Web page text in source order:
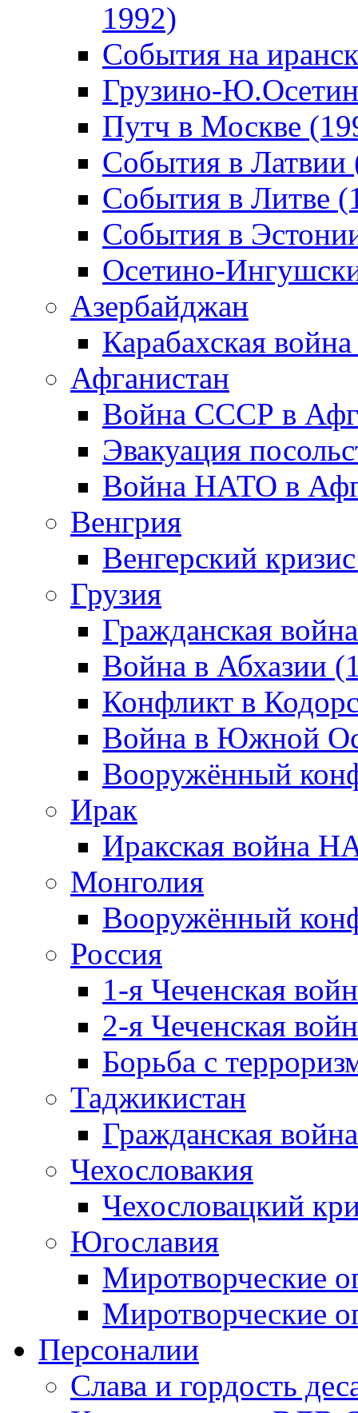
1992)
События на
Грузино-
Путч в Москве
События в Латвии
События в Литве
События в
Осетино-
Азербайджан
Карабахская
Афганистан
Война СССР в
Эвакуация
Война НАТО в
Венгрия
Венгерский
Грузия
Гражданская
Война в Абхазии
Конфликт в
Война в Южной
Вооружённый
Ирак
Иракская война
Монголия
Вооружённый
Россия
1-я Чеченская
2-я Чеченская
Борьба с
Таджикистан
Гражданская
Чехословакия
Чехословацкий
Югославия
Миротворческие
Миротворческие
Персоналии
Слава и гордость